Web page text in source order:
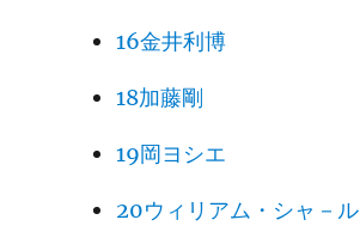
16金井利博
18加藤剛
19岡ヨシエ
20ウィリアム・シャ－ル